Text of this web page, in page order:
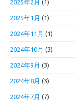
2025年2月 (1)
2025年1月 (1)
2024年11月 (1)
2024年10月 (3)
2024年9月 (3)
2024年8月 (3)
2024年7月 (7)